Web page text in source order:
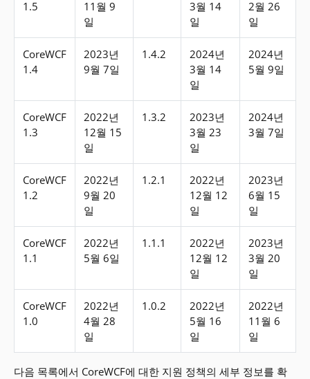
1.5
11월 9
일
3월 14
일
2월 26
일
CoreWCF
1.4
2023년
9월 7일
1.4.2
2024년
3월 14
일
2024년
5월 9일
CoreWCF
1.3
2022년
12월 15
일
1.3.2
2023년
3월 23
일
2024년
3월 7일
CoreWCF
1.2
2022년
9월 20
일
1.2.1
2022년
12월 12
일
2023년
6월 15
일
CoreWCF
1.1
2022년
5월 6일
1.1.1
2022년
12월 12
일
2023년
3월 20
일
CoreWCF
1.0
2022년
4월 28
일
1.0.2
2022년
5월 16
일
2022년
11월 6
일
다음 목록에서 CoreWCF에 대한 지원 정책의 세부 정보를 확